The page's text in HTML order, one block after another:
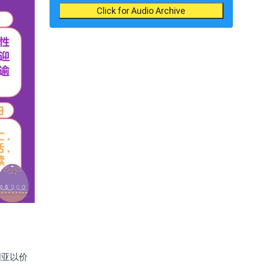
以价
Click for Audio Archive